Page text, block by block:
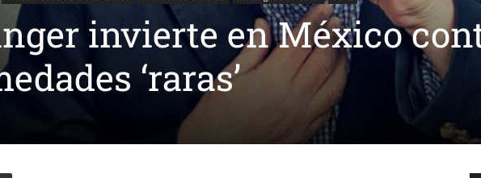
invierte en México
‘raras’